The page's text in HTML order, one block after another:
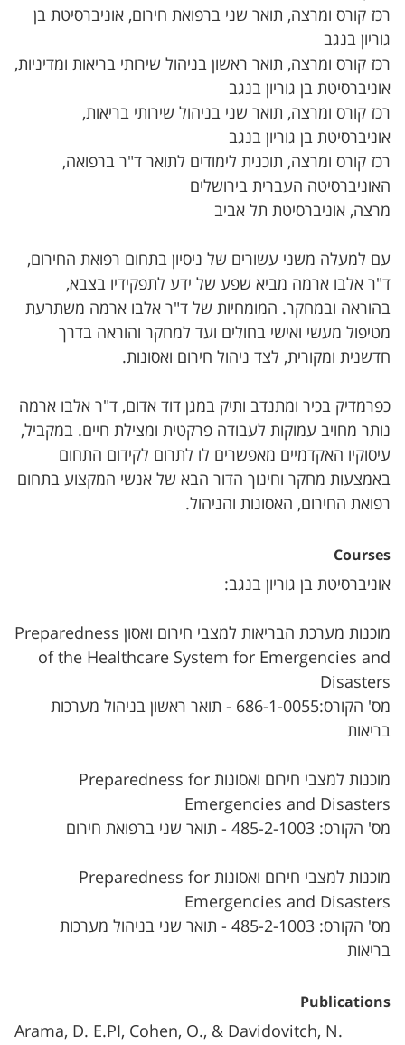
רכז קורס ומרצה, תואר שני ברפואת חירום, אוניברסיטת בן
גוריון בנגב
רכז קורס ומרצה, תואר ראשון בניהול שירותי בריאות ומדיניות,
אוניברסיטת בן גוריון בנגב
רכז קורס ומרצה, תואר שני בניהול שירותי בריאות,
אוניברסיטת בן גוריון בנגב
רכז קורס ומרצה, תוכנית לימודים לתואר ד"ר ברפואה,
האוניברסיטה העברית בירושלים
מרצה, אוניברסיטת תל אביב
עם למעלה משני עשורים של ניסיון בתחום רפואת החירום,
ד"ר אלבו ארמה מביא שפע של ידע לתפקידיו בצבא,
בהוראה ובמחקר. המומחיות של ד"ר אלבו ארמה משתרעת
מטיפול מעשי ואישי בחולים ועד למחקר והוראה בדרך
חדשנית ומקורית, לצד ניהול חירום ואסונות.
כפרמדיק בכיר ומתנדב ותיק במגן דוד אדום, ד"ר אלבו ארמה
נותר מחויב עמוקות לעבודה פרקטית ומצילת חיים. במקביל,
עיסוקיו האקדמיים מאפשרים לו לתרום לקידום התחום
באמצעות מחקר וחינוך הדור הבא של אנשי המקצוע בתחום
רפואת החירום, האסונות והניהול.
Courses
אוניברסיטת בן גוריון בנגב:
מוכנות מערכת הבריאות למצבי חירום ואסון Preparedness
of the Healthcare System for Emergencies and
Disasters
מס' הקורס:686-1-0055 - תואר ראשון בניהול מערכות
בריאות
מוכנות למצבי חירום ואסונות Preparedness for
Emergencies and Disasters
מס' הקורס: 485-2-1003 - תואר שני ברפואת חירום
מוכנות למצבי חירום ואסונות Preparedness for
Emergencies and Disasters
מס' הקורס: 485-2-1003 - תואר שני בניהול מערכות
בריאות
Publications
Arama, D. E.PI, Cohen, O., & Davidovitch, N.